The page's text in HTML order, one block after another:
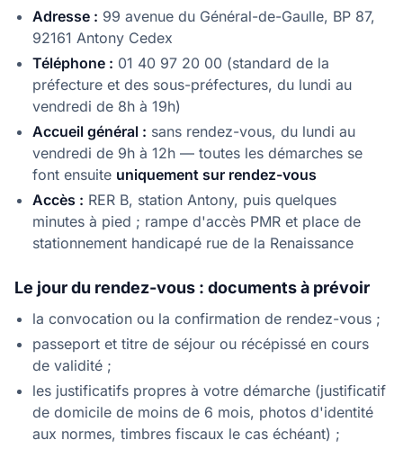
Adresse : 99 avenue du Général-de-Gaulle, BP 87,
92161 Antony Cedex
Téléphone : 01 40 97 20 00 (standard de la
préfecture et des sous-préfectures, du lundi au
vendredi de 8h à 19h)
Accueil général : sans rendez-vous, du lundi au
vendredi de 9h à 12h — toutes les démarches se
font ensuite uniquement sur rendez-vous
Accès : RER B, station Antony, puis quelques
minutes à pied ; rampe d'accès PMR et place de
stationnement handicapé rue de la Renaissance
Le jour du rendez-vous : documents à prévoir
la convocation ou la confirmation de rendez-vous ;
passeport et titre de séjour ou récépissé en cours
de validité ;
les justificatifs propres à votre démarche (justificatif
de domicile de moins de 6 mois, photos d'identité
aux normes, timbres fiscaux le cas échéant) ;